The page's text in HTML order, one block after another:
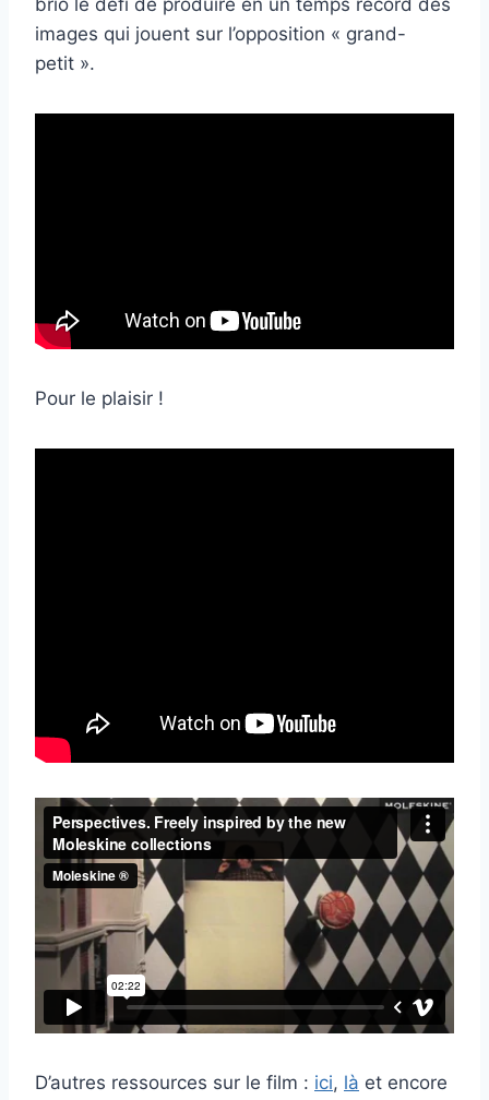
brio le défi de produire en un temps record des
images qui jouent sur l’opposition « grand-
petit ».
Pour le plaisir !
D’autres ressources sur le film : ici, là et encore